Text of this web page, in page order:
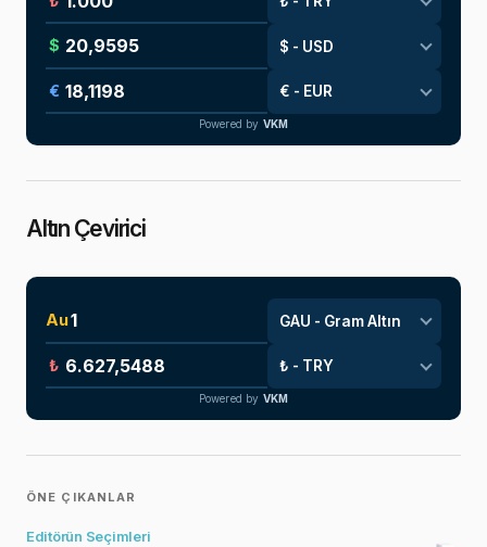
$
€
Powered by VKM
Altın Çevirici
Au
₺
Powered by VKM
ÖNE ÇIKANLAR
Editörün Seçimleri